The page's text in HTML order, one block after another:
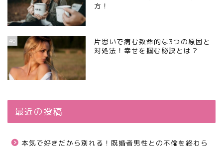
方！
40
片思いで病む致命的な3つの原因と
対処法！幸せを掴む秘訣とは？
最近の投稿
本気で好きだから別れる！既婚者男性との不倫を終わら